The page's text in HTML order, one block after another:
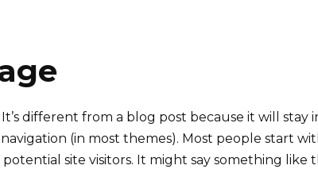
different from a blog post because it will stay
(in most themes). Most people start
site visitors. It might say something like